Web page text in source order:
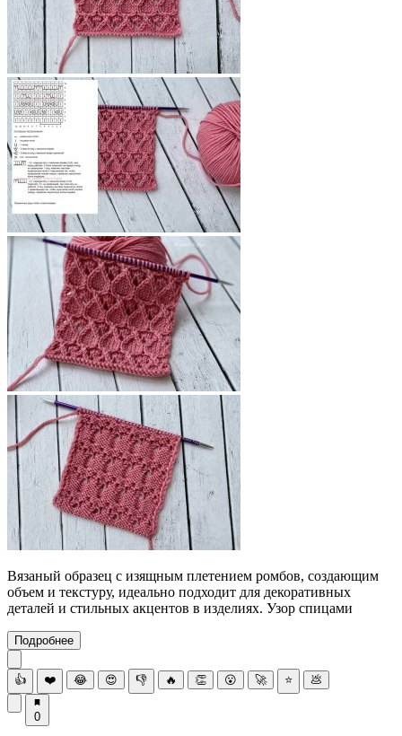
Вязаный образец с изящным плетением ромбов, создающим
объем и текстуру, идеально подходит для декоративных
деталей и стильных акцентов в изделиях. Узор спицами
Подробнее
👍 ❤️ 😂 😍 👎 🔥 👏 😮 🚀 ⭐ 💩
0